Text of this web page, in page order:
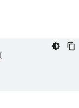
(